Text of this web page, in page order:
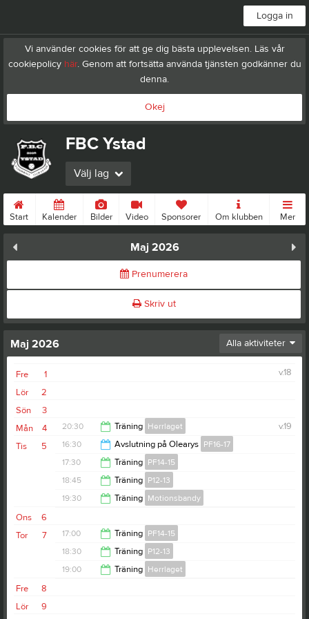
Logga in
Vi använder cookies för att ge dig bästa upplevelsen. Läs vår
cookiepolicy här. Genom att fortsätta använda tjänsten godkänner du
denna.
Okej
FBC Ystad
Välj lag
Start Kalender Bilder Video Sponsorer Om klubben Mer
Maj 2026
Prenumerera
Skriv ut
Maj 2026 Alla aktiviteter
1
Fre
v.18
2
Lör
3
Sön
4
Mån v.19
20:30 Träning Herrlaget
22:00
5
Tis 16:30 Avslutning på Olearys PF16-17
19:00
17:30 Träning PF14-15
19:00
18:45 Träning P12-13
19:30 Träning Motionsbandy
21:00
6
Ons
7
Tor 17:00 Träning PF14-15
18:30
18:30 Träning P12-13
19:00 Träning Herrlaget
8
Fre
9
Lör